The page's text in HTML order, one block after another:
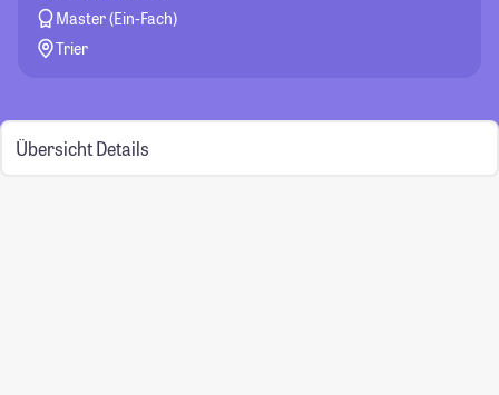
Master (Ein-Fach)
Trier
Übersicht Details